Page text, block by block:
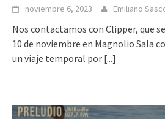
noviembre 6, 2023 Emiliano
Nos contactamos con Clipper, que
10 de noviembre en Magnolio Sala
un viaje temporal por [...]